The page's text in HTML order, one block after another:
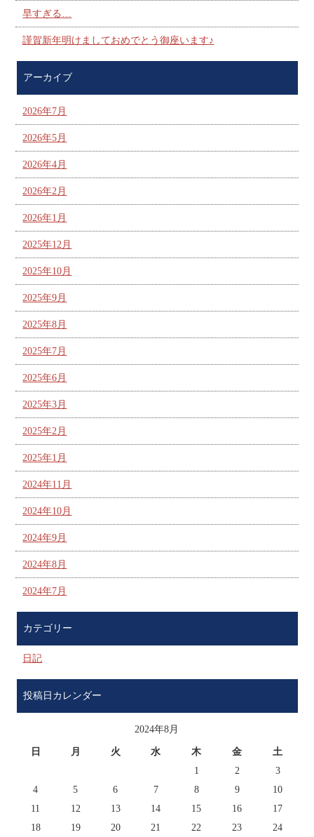
早すぎる…
謹賀新年明けましておめでとう御座います♪
アーカイブ
2026年7月
2026年5月
2026年4月
2026年2月
2026年1月
2025年12月
2025年10月
2025年9月
2025年8月
2025年7月
2025年6月
2025年3月
2025年2月
2025年1月
2024年11月
2024年10月
2024年9月
2024年8月
2024年7月
カテゴリー
日記
投稿日カレンダー
2024年8月
日 月 火 水 木 金
土
1
2
3
4
5 6 7 8 9
10
11
12 13 14 15 16
17
18
19 20 21 22 23 24